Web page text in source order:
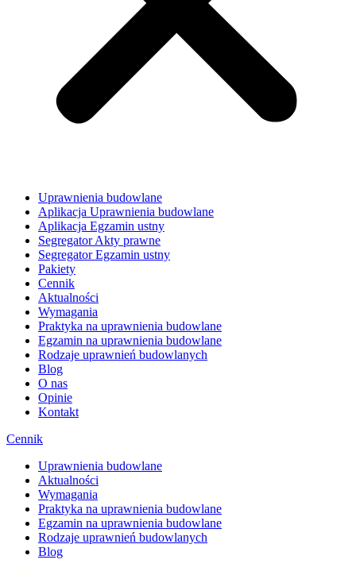
Uprawnienia budowlane
Aplikacja Uprawnienia budowlane
Aplikacja Egzamin ustny
Segregator Akty prawne
Segregator Egzamin ustny
Pakiety
Cennik
Aktualności
Wymagania
Praktyka na uprawnienia budowlane
Egzamin na uprawnienia budowlane
Rodzaje uprawnień budowlanych
Blog
O nas
Opinie
Kontakt
Cennik
Uprawnienia budowlane
Aktualności
Wymagania
Praktyka na uprawnienia budowlane
Egzamin na uprawnienia budowlane
Rodzaje uprawnień budowlanych
Blog